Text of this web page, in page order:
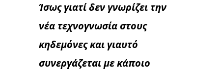
Ίσως γιατί δεν γνωρίζει την
νέα τεχνογνωσία στους
κηδεμόνες και γιαυτό
συνεργάζεται με κάποιο